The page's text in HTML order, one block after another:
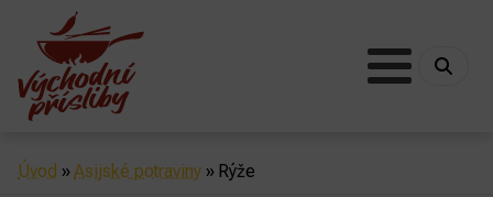
Úvod »Asijské potraviny» Rýže